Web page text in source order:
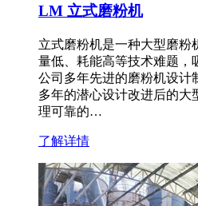
LM 立式磨粉机
立式磨粉机是一种大型磨粉
量低、耗能高等技术难题，
公司多年先进的磨粉机设计
多年的潜心设计改进后的大
理可靠的…
了解详情